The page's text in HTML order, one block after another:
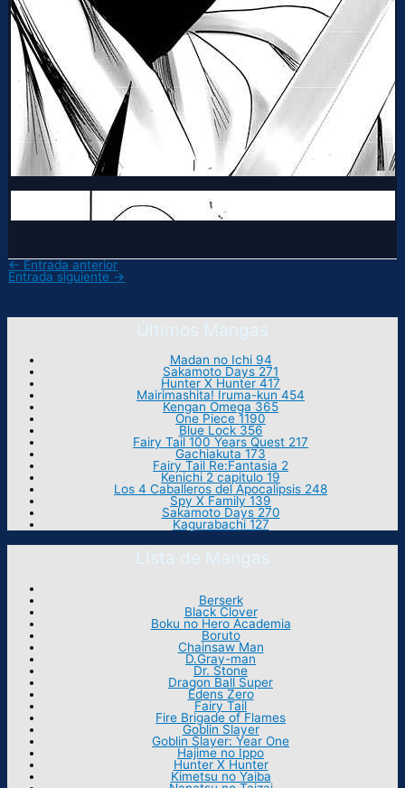
← Entrada anterior
Entrada siguiente →
Últimos Mangas
Madan no Ichi 94
Sakamoto Days 271
Hunter X Hunter 417
Mairimashita! Iruma-kun 454
Kengan Omega 365
One Piece 1190
Blue Lock 356
Fairy Tail 100 Years Quest 217
Gachiakuta 173
Fairy Tail Re:Fantasia 2
Kenichi 2 capitulo 19
Los 4 Caballeros del Apocalipsis 248
Spy X Family 139
Sakamoto Days 270
Kagurabachi 127
Lista de Mangas
Berserk
Black Clover
Boku no Hero Academia
Boruto
Chainsaw Man
D.Gray-man
Dr. Stone
Dragon Ball Super
Edens Zero
Fairy Tail
Fire Brigade of Flames
Goblin Slayer
Goblin Slayer: Year One
Hajime no Ippo
Hunter X Hunter
Kimetsu no Yaiba